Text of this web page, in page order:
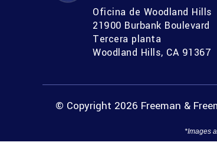
Oficina de Woodland Hills
21900 Burbank Boulevard
Tercera planta
Woodland Hills, CA 91367
© Copyright 2026 Freeman &
*Images